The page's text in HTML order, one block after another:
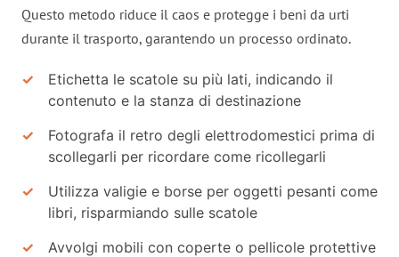
Questo metodo riduce il caos e protegge i beni da urti
durante il trasporto, garantendo un processo ordinato.
Etichetta le scatole su più lati, indicando il
contenuto e la stanza di destinazione
Fotografa il retro degli elettrodomestici prima di
scollegarli per ricordare come ricollegarli
Utilizza valigie e borse per oggetti pesanti come
libri, risparmiando sulle scatole
Avvolgi mobili con coperte o pellicole protettive